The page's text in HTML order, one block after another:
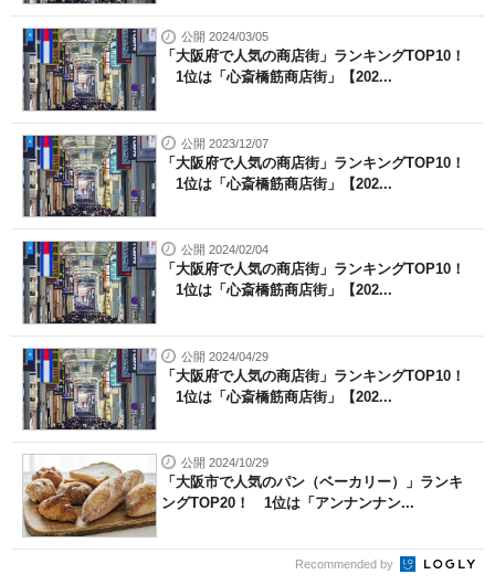
公開 2024/03/05
「大阪府で人気の商店街」ランキングTOP10！
1位は「心斎橋筋商店街」【202...
公開 2023/12/07
「大阪府で人気の商店街」ランキングTOP10！
1位は「心斎橋筋商店街」【202...
公開 2024/02/04
「大阪府で人気の商店街」ランキングTOP10！
1位は「心斎橋筋商店街」【202...
公開 2024/04/29
「大阪府で人気の商店街」ランキングTOP10！
1位は「心斎橋筋商店街」【202...
公開 2024/10/29
「大阪市で人気のパン（ベーカリー）」ランキ
ングTOP20！ 1位は「アンナンナン...
Recommended by